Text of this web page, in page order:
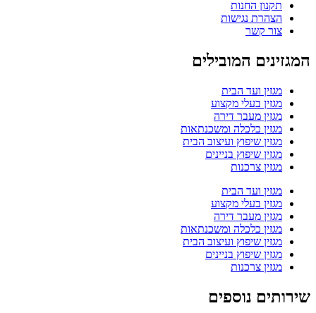
תקנון החנות
הצהרת נגישות
צור קשר
המגזינים המובילים
מגזין ועד הבית
מגזין בעלי מקצוע
מגזין מעבר דירה
מגזין כלכלה ומשכנתאות
מגזין שיפוץ ועיצוב הבית
מגזין שיפוץ בניינים
מגזין צרכנות
מגזין ועד הבית
מגזין בעלי מקצוע
מגזין מעבר דירה
מגזין כלכלה ומשכנתאות
מגזין שיפוץ ועיצוב הבית
מגזין שיפוץ בניינים
מגזין צרכנות
שירותים נוספים